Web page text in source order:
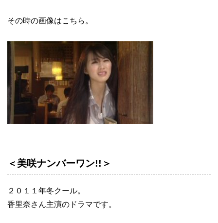
その時の画像はこちら。
＜美咲ナンバーワン!!＞
２０１１年冬クール。
香里奈さん主演のドラマです。